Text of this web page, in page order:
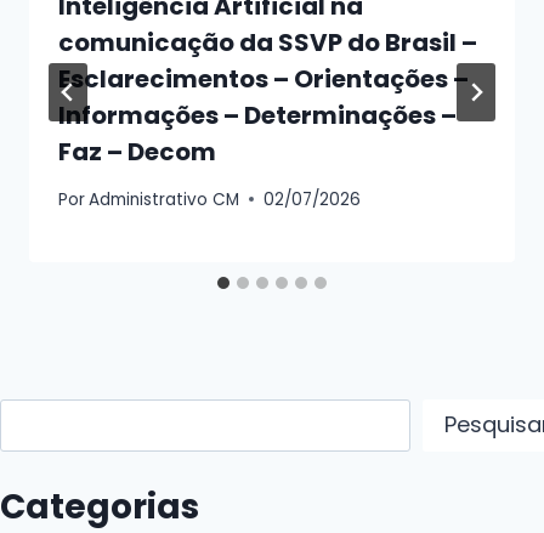
comunicação da SSVP do Brasil –
Esclarecimentos – Orientações –
Informações – Determinações –
Faz – Decom
PorAdministrativo CM 02/07/2026
Categorias